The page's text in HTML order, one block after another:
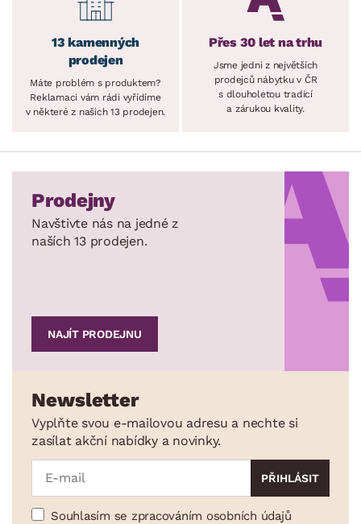
13 kamenných
prodejen
Máte problém s produktem?
Reklamaci vám rádi vyřídíme
v některé z našich 13 prodejen.
Přes 30 let na trhu
Jsme jedni z největších
prodejců nábytku v ČR
s dlouholetou tradicí
a zárukou kvality.
Prodejny
Navštivte nás na jedné z
naších 13 prodejen.
NAJÍT PRODEJNU
Newsletter
Vyplňte svou e-mailovou adresu a nechte si
zasílat akční nabídky a novinky.
Souhlasím se zpracováním osobních údajů